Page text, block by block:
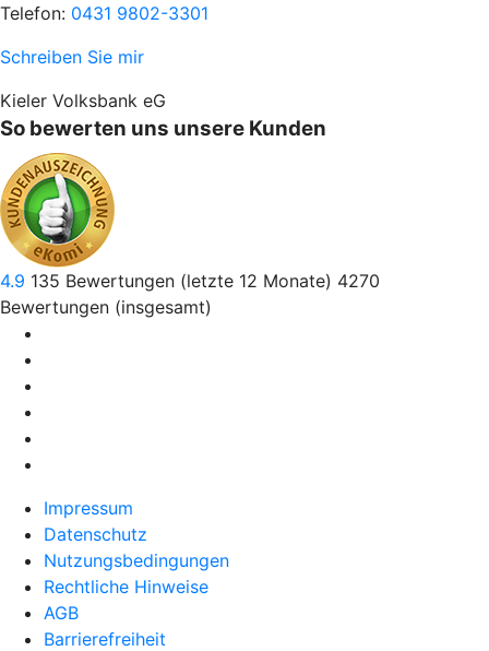
Telefon: 0431 9802-3301
Schreiben Sie mir
Kieler Volksbank eG
So bewerten uns unsere Kunden
4.9 135 Bewertungen (letzte 12 Monate) 4270
Bewertungen (insgesamt)
Impressum
Datenschutz
Nutzungsbedingungen
Rechtliche Hinweise
AGB
Barrierefreiheit